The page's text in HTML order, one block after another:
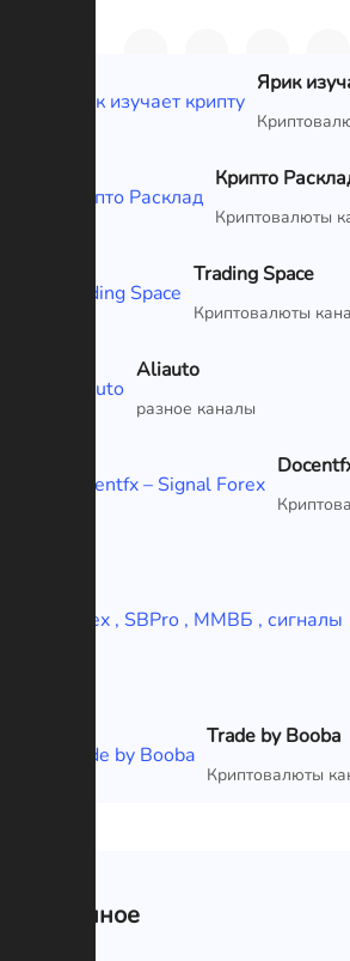
Ярик
Крипто
Криптовалюты
Trading Space
Криптовалюты
Aliauto
разное каналы
Trade by Booba
Криптовалюты
Связанное